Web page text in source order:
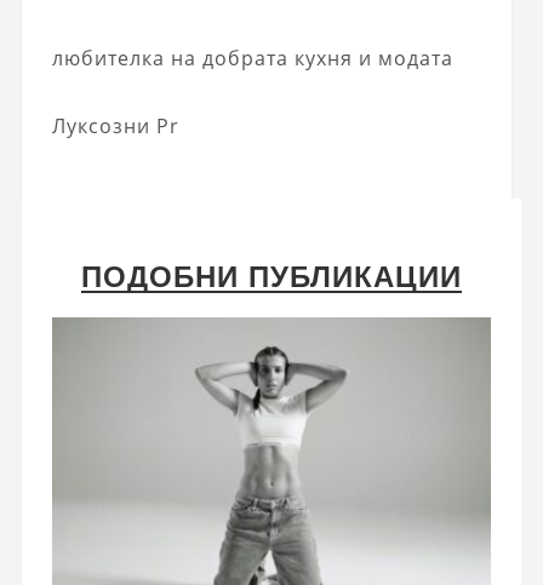
любителка на добрата кухня и модата
Луксозни Pr
ПОДОБНИ ПУБЛИКАЦИИ